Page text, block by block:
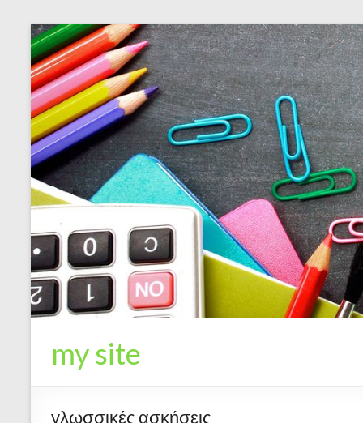
my site
γλωσσικές ασκήσεις